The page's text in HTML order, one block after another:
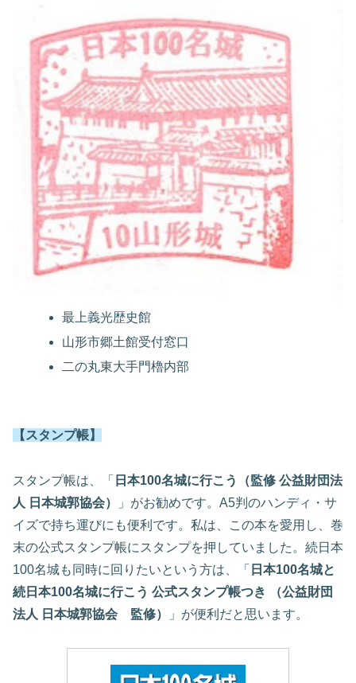
最上義光歴史館
山形市郷土館受付窓口
二の丸東大手門櫓内部
【スタンプ帳】
スタンプ帳は、「 日本100名城に行こう（監修 公益財団法
人 日本城郭協会）
」がお勧めです。A5判のハンディ・サ
イズで持ち運びにも便利です。私は、この本を愛用し、巻
末の公式スタンプ帳にスタンプを押していました。続日本
100名城も同時に回りたいという方は、「 日本100名城と
続日本100名城に行こう 公式スタンプ帳つき （公益財団
法人 日本城郭協会 監修）
」が便利だと思います。